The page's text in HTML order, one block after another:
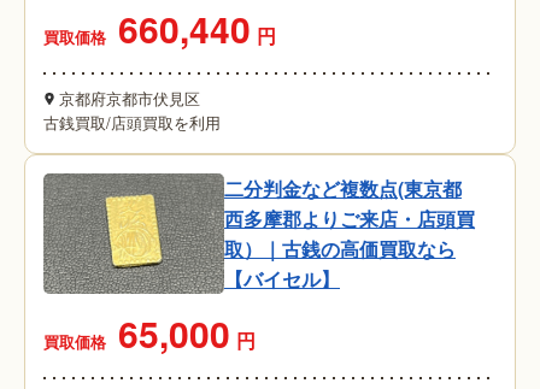
買取価格 660,440 円
京都府京都市伏見区
古銭買取/店頭買取を利用
二分判金など複数点(東京都
西多摩郡よりご来店・店頭買
取）｜古銭の高価買取なら
【バイセル】
買取価格 65,000 円